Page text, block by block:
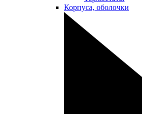
Корпуса, оболочки